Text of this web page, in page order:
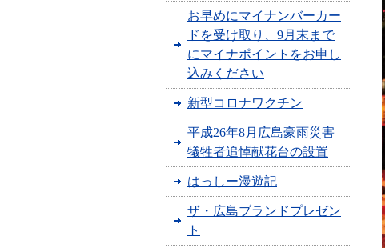
お早めにマイナンバーカー
ドを受け取り、9月末まで
にマイナポイントをお申し
込みください
新型コロナワクチン
平成26年8月広島豪雨災害
犠牲者追悼献花台の設置
はっしー漫遊記
ザ・広島ブランドプレゼン
ト